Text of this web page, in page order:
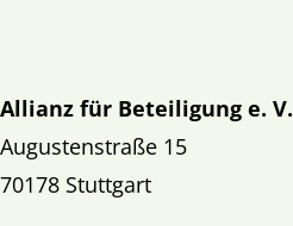
Allianz für Beteiligung e. V.
Augustenstraße 15
70178 Stuttgart